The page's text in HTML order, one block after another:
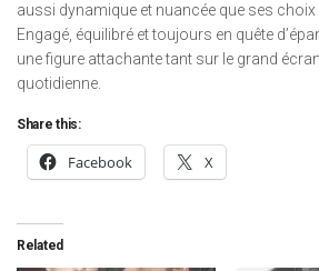
aussi dynamique et nuancée que ses
Engagé, équilibré et toujours en quête
une figure attachante tant sur le grand
quotidienne.
Share this:
Facebook X
Related